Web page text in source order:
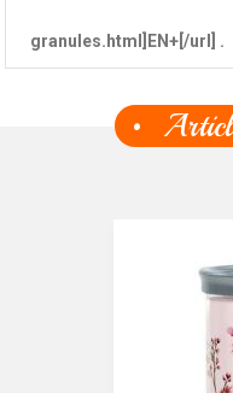
granules.html]EN+[/url] .